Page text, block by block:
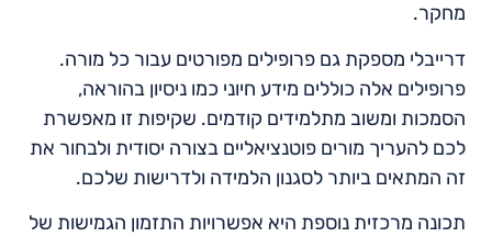
מחקר.
דרייבלי מספקת גם פרופילים מפורטים עבור כל מורה.
פרופילים אלה כוללים מידע חיוני כמו ניסיון בהוראה,
הסמכות ומשוב מתלמידים קודמים. שקיפות זו מאפשרת
לכם להעריך מורים פוטנציאליים בצורה יסודית ולבחור את
זה המתאים ביותר לסגנון הלמידה ולדרישות שלכם.
תכונה מרכזית נוספת היא אפשרויות התזמון הגמישות של